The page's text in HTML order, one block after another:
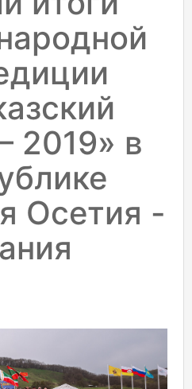
2019» в
Осетия -